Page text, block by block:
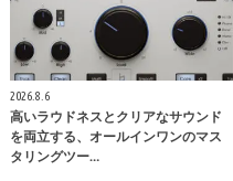
2026.8.6
高いラウドネスとクリアなサウンド
を両立する、オールインワンのマス
タリングツー…